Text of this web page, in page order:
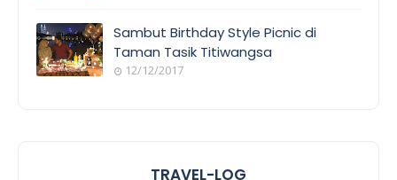
Sambut Birthday Style Picnic di
Taman Tasik Titiwangsa
12/12/2017
TRAVEL-LOG